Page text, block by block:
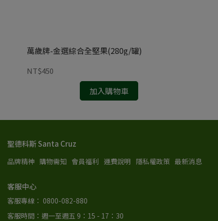
萬歲牌-金選綜合全堅果(280g/罐)
NT$450
加入購物車
聖德科斯 Santa Cruz
品牌精神 購物需知 會員福利 運費說明 隱私權政策 最新消息
客服中心
客服專線： 0800-082-880
客服時間：週一至週五 9：15 - 17：30